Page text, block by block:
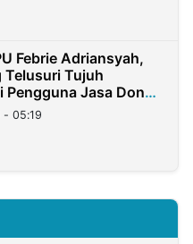
Febrie Adriansyah,
Telusuri Tujuh
Pengguna Jasa Don
05:19